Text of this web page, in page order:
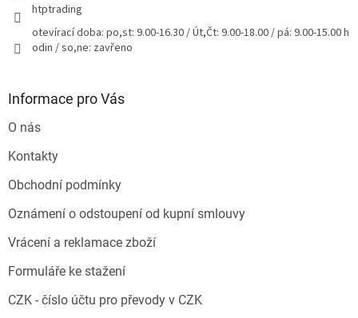
htptrading
otevírací doba: po,st: 9.00-16.30 / Út,Čt: 9.00-18.00 / pá: 9.00-15.00 h
odin / so,ne: zavřeno
Informace pro Vás
O nás
Kontakty
Obchodní podmínky
Oznámení o odstoupení od kupní smlouvy
Vrácení a reklamace zboží
Formuláře ke stažení
CZK - číslo účtu pro převody v CZK